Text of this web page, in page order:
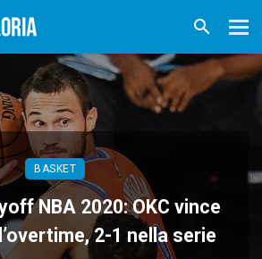
BASKET
NBA 2020: OKC vince
2-1 nella serie